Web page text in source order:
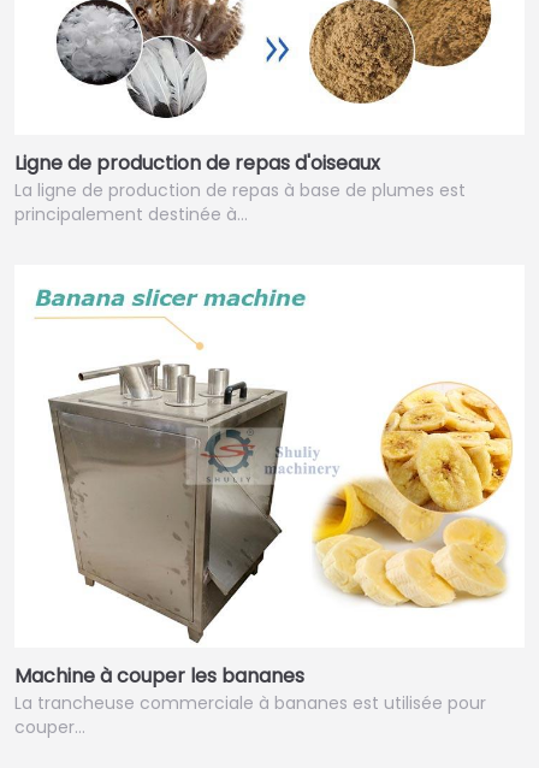
Ligne de production de repas d'oiseaux
La ligne de production de repas à base de plumes est
principalement destinée à…
Machine à couper les bananes
La trancheuse commerciale à bananes est utilisée pour
couper…